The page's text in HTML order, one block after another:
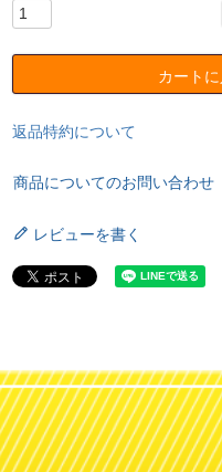
カート
返品特約について
商品についてのお問い合わせ
レビューを書く